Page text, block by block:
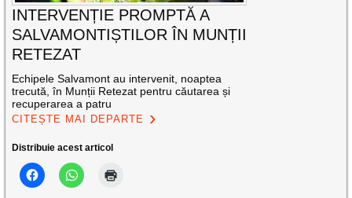
INTERVENȚIE PROMPTĂ A
SALVAMONTIȘTILOR ÎN MUNȚII
RETEZAT
Echipele Salvamont au intervenit, noaptea
trecută, în Munții Retezat pentru căutarea și
recuperarea a patru
CITEȘTE MAI DEPARTE
Distribuie acest articol